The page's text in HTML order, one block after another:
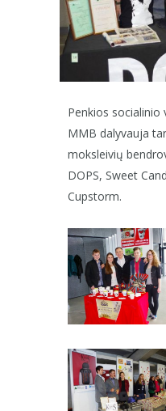
Penkios
MMB dalyvauja
moksleivių
DOPS, Sweet
Cupstorm.